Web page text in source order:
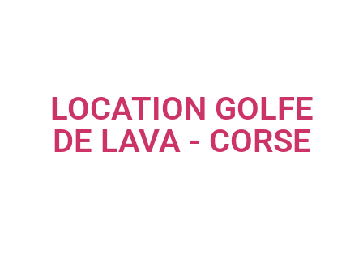
LOCATION GOLFE
DE LAVA - CORSE